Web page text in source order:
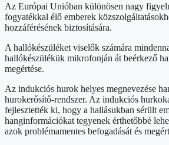
Az Európai Unióban különösen nagy
fogyatékkal élő emberek
hozzáférésének biztosítására.
A hallókészüléket viselők számára
hallókészülékük mikrofonján át beérkező
megértése.
Az indukciós hurok helyes megnevezése
hurokerősítő-rendszer. Az indukciós
fejlesztették ki, hogy a hallásukban sérült
hanginformációkat tegyenek érthetőbbé
azok problémamentes befogadását és